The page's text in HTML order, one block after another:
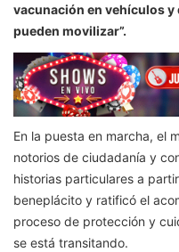
vacunación en vehículos
pueden movilizar”.
En la puesta en marcha, el
notorios de ciudadanía y
historias particulares a
beneplácito y ratificó el
proceso de protección y
se está transitando.